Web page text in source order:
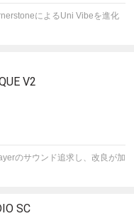
によるUni Vibeを進化
V2
のサウンド追求し、改良が加
SC